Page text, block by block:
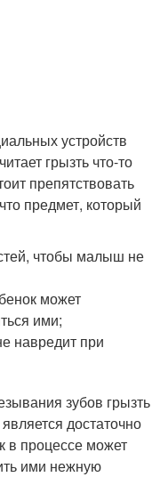
устройств
грызть что-то
препятствовать
предмет, который
чтобы малыш не
может
ими;
навредит при
зубов грызть
достаточно
в процессе может
ими нежную